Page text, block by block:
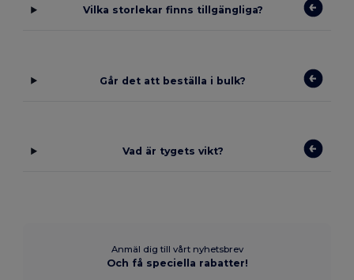
Vilka storlekar finns tillgängliga?
Går det att beställa i bulk?
Vad är tygets vikt?
Anmäl dig till vårt nyhetsbrev
Och få speciella rabatter!